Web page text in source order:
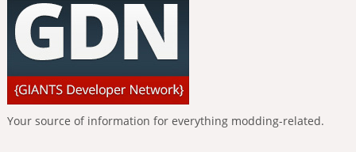
Your source of information for everything modding-related.